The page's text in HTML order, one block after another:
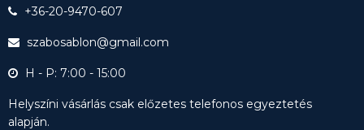
+36-20-9470-607
szabosablon@gmail.com
H - P: 7:00 - 15:00
Helyszíni vásárlás csak előzetes telefonos egyeztetés
alapján.